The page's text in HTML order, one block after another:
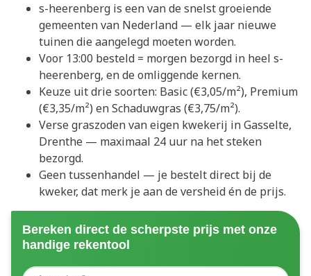
s-heerenberg is een van de snelst groeiende
gemeenten van Nederland — elk jaar nieuwe
tuinen die aangelegd moeten worden.
Voor 13:00 besteld = morgen bezorgd in heel s-
heerenberg, en de omliggende kernen.
Keuze uit drie soorten: Basic (€3,05/m²), Premium
(€3,35/m²) en Schaduwgras (€3,75/m²).
Verse graszoden van eigen kwekerij in Gasselte,
Drenthe — maximaal 24 uur na het steken
bezorgd.
Geen tussenhandel — je bestelt direct bij de
kweker, dat merk je aan de versheid én de prijs.
Bereken direct de scherpste prijs met onze
handige rekentool
Aantal vierkante meter